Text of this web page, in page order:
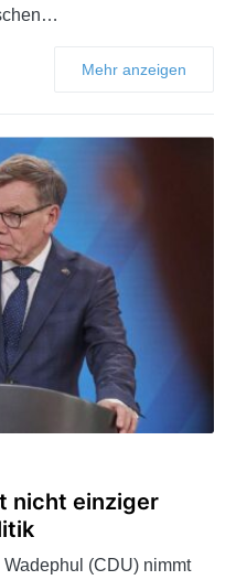
Mehr anzeigen
nicht einziger
(CDU) nimmt